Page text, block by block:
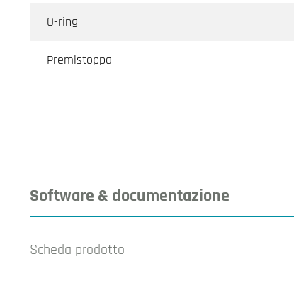
O-ring
Premistoppa
Software & documentazione
Scheda prodotto